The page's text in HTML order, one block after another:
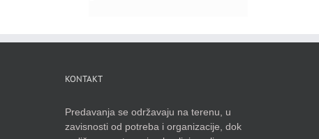
KONTAKT
Predavanja se održavaju na terenu, u
zavisnosti od potreba i organizacije, dok